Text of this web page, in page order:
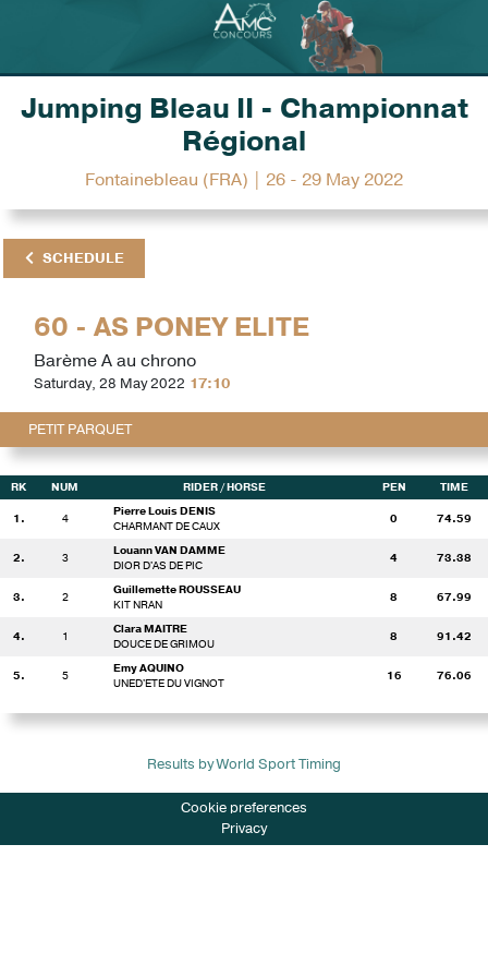
Jumping Bleau II - Championnat
Régional
Fontainebleau (FRA) | 26 - 29 May 2022
SCHEDULE
60 - AS PONEY ELITE
Barème A au chrono
Saturday, 28 May 2022 17:10
PETIT PARQUET
RK NUM RIDER/ HORSE PEN TIME
1. 4
Pierre Louis DENIS
CHARMANT DE CAUX
0 74.59
2. 3
Louann VAN DAMME
DIOR D'AS DE PIC
4 73.38
3. 2
Guillemette ROUSSEAU
KIT NRAN
8 67.99
4. 1
Clara MAITRE
DOUCE DE GRIMOU
8 91.42
5. 5
Emy AQUINO
UNED'ETE DU VIGNOT
16 76.06
Results by World Sport Timing
Cookie preferences
Privacy